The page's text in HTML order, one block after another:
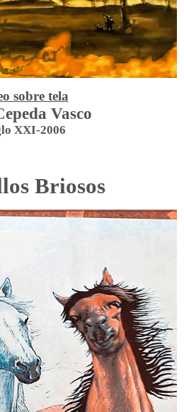
sobre tela
Vasco
XXI-2006
Briosos